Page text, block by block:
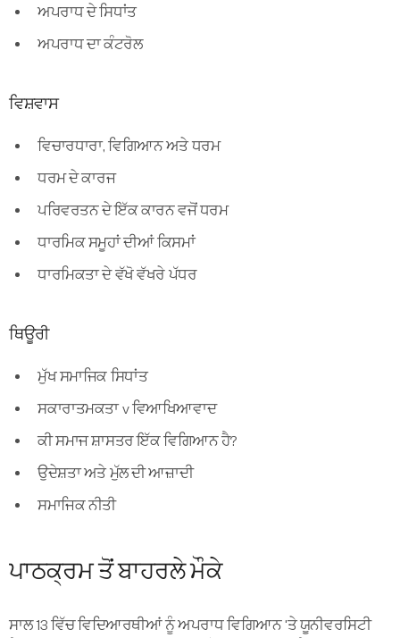
ਅਪਰਾਧ ਦੇ ਸਿਧਾਂਤ
ਅਪਰਾਧ ਦਾ ਕੰਟਰੋਲ
ਵਿਸ਼ਵਾਸ
ਵਿਚਾਰਧਾਰਾ, ਵਿਗਿਆਨ ਅਤੇ ਧਰਮ
ਧਰਮ ਦੇ ਕਾਰਜ
ਪਰਿਵਰਤਨ ਦੇ ਇੱਕ ਕਾਰਨ ਵਜੋਂ ਧਰਮ
ਧਾਰਮਿਕ ਸਮੂਹਾਂ ਦੀਆਂ ਕਿਸਮਾਂ
ਧਾਰਮਿਕਤਾ ਦੇ ਵੱਖੋ ਵੱਖਰੇ ਪੱਧਰ
ਥਿਊਰੀ
ਮੁੱਖ ਸਮਾਜਿਕ ਸਿਧਾਂਤ
ਸਕਾਰਾਤਮਕਤਾ v ਵਿਆਖਿਆਵਾਦ
ਕੀ ਸਮਾਜ ਸ਼ਾਸਤਰ ਇੱਕ ਵਿਗਿਆਨ ਹੈ?
ਉਦੇਸ਼ਤਾ ਅਤੇ ਮੁੱਲ ਦੀ ਆਜ਼ਾਦੀ
ਸਮਾਜਿਕ ਨੀਤੀ
ਪਾਠਕ੍ਰਮ ਤੋਂ ਬਾਹਰਲੇ ਮੌਕੇ
ਸਾਲ 13 ਵਿੱਚ ਵਿਦਿਆਰਥੀਆਂ ਨੂੰ ਅਪਰਾਧ ਵਿਗਿਆਨ 'ਤੇ ਯੂਨੀਵਰਸਿਟੀ